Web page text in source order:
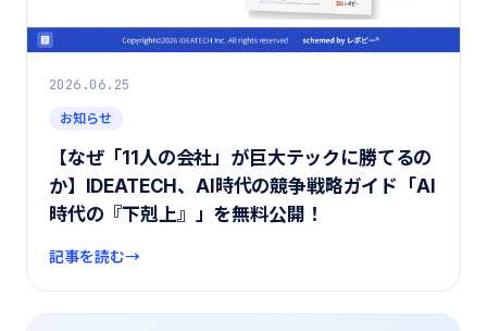
2026.06.25
お知らせ
【なぜ「11人の会社」が巨大テックに勝てるの
か】IDEATECH、AI時代の競争戦略ガイド「AI
時代の『下剋上』」を無料公開！
記事を読む